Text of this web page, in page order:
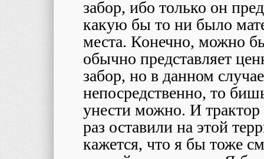
забор, ибо только он
какую бы то ни было
места. Конечно, можно
обычно представляет
забор, но в данном
непосредственно, то
унести можно. И
раз оставили на этой
кажется, что я бы тоже